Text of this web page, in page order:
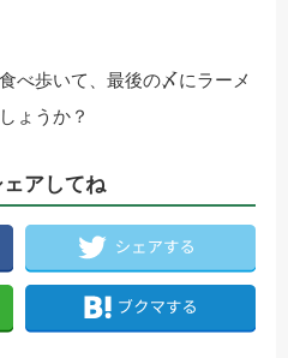
べ歩いて、最後の〆にラーメ
ょうか？
アしてね